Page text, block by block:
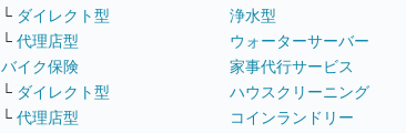
└ ダイレクト型
└ 代理店型
バイク保険
└ ダイレクト型
└ 代理店型
浄水型
ウォーターサーバー
家事代行サービス
ハウスクリーニング
コインランドリー